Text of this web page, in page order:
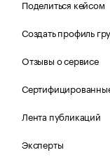
Поделиться кейсом
Создать профиль
Отзывы о сервисе
Лента публикаций
Эксперты